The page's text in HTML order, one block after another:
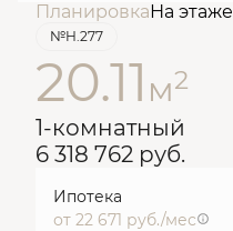
ПланировкаНа этаже
№Н.277
20.11 м2
1-комнатный
6 318 762 руб.
Ипотека
от 22 671 руб./мес